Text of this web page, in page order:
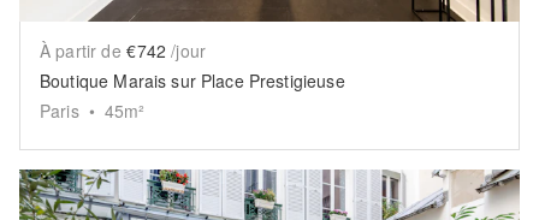
À partir de €742 /jour
Boutique Marais sur Place Prestigieuse
Paris • 45m²